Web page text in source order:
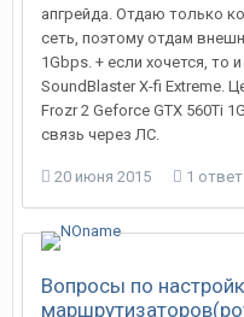
апгрейда. Отдаю только
сеть, поэтому отдам
1Gbps. + если хочется,
SoundBlaster X-fi Extreme.
Frozr 2 Geforce GTX 560Ti
связь через ЛС.
20 июня 2015 1 ответ
Вопросы по